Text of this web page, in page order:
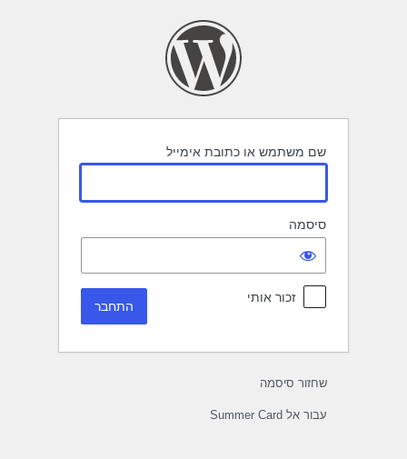
שם משתמש או כתובת אימייל
סיסמה
זכור אותי
שחזור סיסמה
עבור אל Summer Card